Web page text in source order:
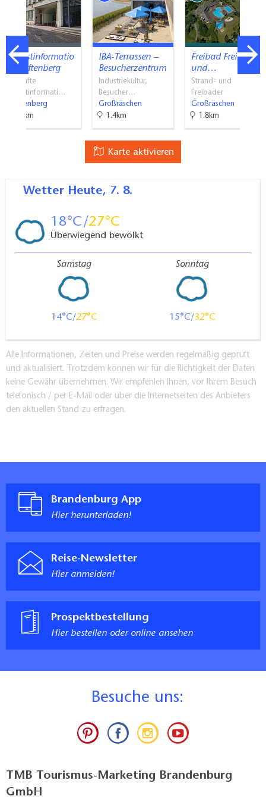
Touristinformatio
n Senftenberg
Geprüfte
Touristinformati…
Senftenberg
7.4km
IBA-Terrassen –
Besucherzentrum
Industriekultur,
Besucher…
Großräschen
1.4km
Freibad Freizeit-
und…
Strand- und
Freibäder
Großräschen
1.8km
Karte aktivieren
Wetter Heute, 7. 8.
18 27
Überwiegend bewölkt
Samstag
14 27
Sonntag
15 32
Alle Informationen, Zeiten und Preise werden regelmäßig geprüft
und aktualisiert. Trotzdem können wir für die Richtigkeit der Daten
keine Gewähr übernehmen. Wir empfehlen Ihnen, vor Ihrem Besuch
telefonisch / per E-Mail oder über die Internetseiten des Anbieters
den aktuellen Stand zu erfragen.
Brandenburg App
Hier herunterladen!
Reise-Newsletter
Hier anmelden!
Prospektbestellung
Hier bestellen oder online ansehen
Besuche uns:
TMB Tourismus-Marketing Brandenburg
GmbH